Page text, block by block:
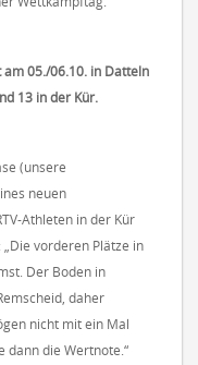
05./06.10. in Datteln
13 in der Kür.
(unsere
neuen
Athleten in der Kür
vorderen Plätze in
Der Boden in
daher
nicht mit ein Mal
dann die Wertnote.“